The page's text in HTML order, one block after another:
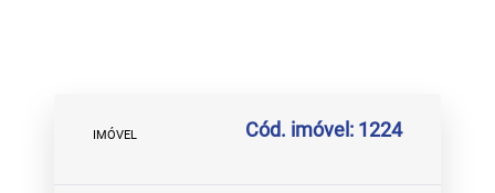
IMÓVEL Cód. imóvel: 1224